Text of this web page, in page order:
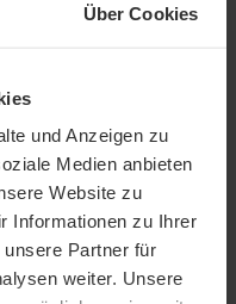
Über Cookies
und Anzeigen zu
Medien anbieten
Website zu
Informationen zu Ihrer
Partner für
weiter. Unsere
dich bei deinem
App Store und
Klicks. Die
in nur wenigen